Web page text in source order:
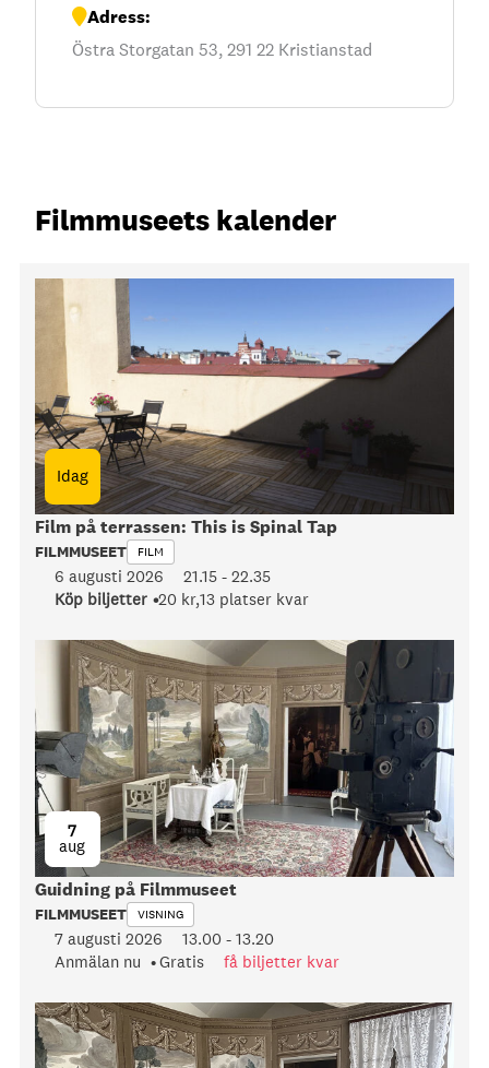
Adress:
Östra Storgatan 53, 291 22 Kristianstad
Filmmuseets kalender
Idag
Film på terrassen: This is Spinal Tap
FILMMUSEET FILM
6 augusti 2026 21.15 -22.35
Köp biljetter 20 kr,13 platser kvar
7
aug
Guidning på Filmmuseet
FILMMUSEET VISNING
7 augusti 2026 13.00 -13.20
Anmälan nu
Gratis få biljetter kvar